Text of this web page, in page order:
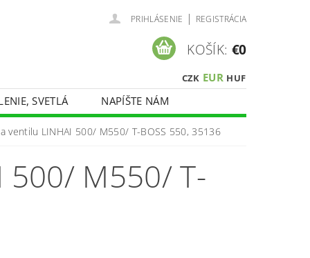
PRIHLÁSENIE | REGISTRÁCIA
CZK EUR HUF
KOŠÍK: €0
SVETLÁ NAPÍŠTE NÁM
ventilu LINHAI 500/ M550/ T-BOSS 550, 35136
500/ M550/ T-